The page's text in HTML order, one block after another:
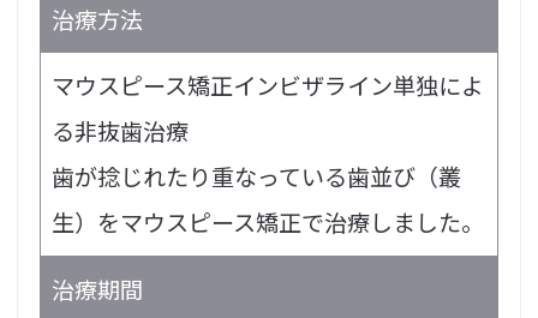
治療方法
マウスピース矯正インビザライン単独によ
る非抜歯治療
歯が捻じれたり重なっている歯並び（叢
生）をマウスピース矯正で治療しました。
治療期間